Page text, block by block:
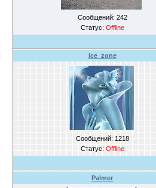
Сообщений: 242
Статус: Offline
ice_zone
Сообщений: 1218
Статус: Offline
Palmer